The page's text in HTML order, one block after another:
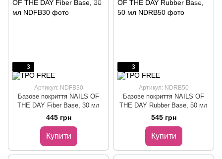
3
Артикул: NDFB30
Базове покриття NAILS OF
THE DAY Fiber Base, 30 мл
445 грн
Купити
3
Артикул: NDRB50
Базове покриття NAILS OF
THE DAY Rubber Base, 50 мл
545 грн
Купити